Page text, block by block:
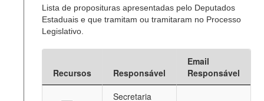
Lista de proposituras apresentadas pelo Deputados
Estaduais e que tramitam ou tramitaram no Processo
Legislativo.
Recursos Responsável
Email
Responsável
Secretaria